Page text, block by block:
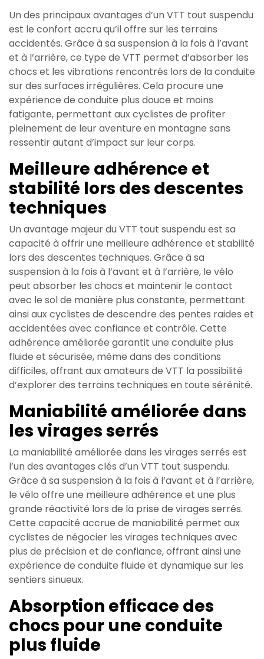
Un des principaux avantages d’un VTT tout suspendu
est le confort accru qu’il offre sur les terrains
accidentés. Grâce à sa suspension à la fois à l’avant
et à l’arrière, ce type de VTT permet d’absorber les
chocs et les vibrations rencontrés lors de la conduite
sur des surfaces irrégulières. Cela procure une
expérience de conduite plus douce et moins
fatigante, permettant aux cyclistes de profiter
pleinement de leur aventure en montagne sans
ressentir autant d’impact sur leur corps.
Meilleure adhérence et
stabilité lors des descentes
techniques
Un avantage majeur du VTT tout suspendu est sa
capacité à offrir une meilleure adhérence et stabilité
lors des descentes techniques. Grâce à sa
suspension à la fois à l’avant et à l’arrière, le vélo
peut absorber les chocs et maintenir le contact
avec le sol de manière plus constante, permettant
ainsi aux cyclistes de descendre des pentes raides et
accidentées avec confiance et contrôle. Cette
adhérence améliorée garantit une conduite plus
fluide et sécurisée, même dans des conditions
difficiles, offrant aux amateurs de VTT la possibilité
d’explorer des terrains techniques en toute sérénité.
Maniabilité améliorée dans
les virages serrés
La maniabilité améliorée dans les virages serrés est
l’un des avantages clés d’un VTT tout suspendu.
Grâce à sa suspension à la fois à l’avant et à l’arrière,
le vélo offre une meilleure adhérence et une plus
grande réactivité lors de la prise de virages serrés.
Cette capacité accrue de maniabilité permet aux
cyclistes de négocier les virages techniques avec
plus de précision et de confiance, offrant ainsi une
expérience de conduite fluide et dynamique sur les
sentiers sinueux.
Absorption efficace des
chocs pour une conduite
plus fluide